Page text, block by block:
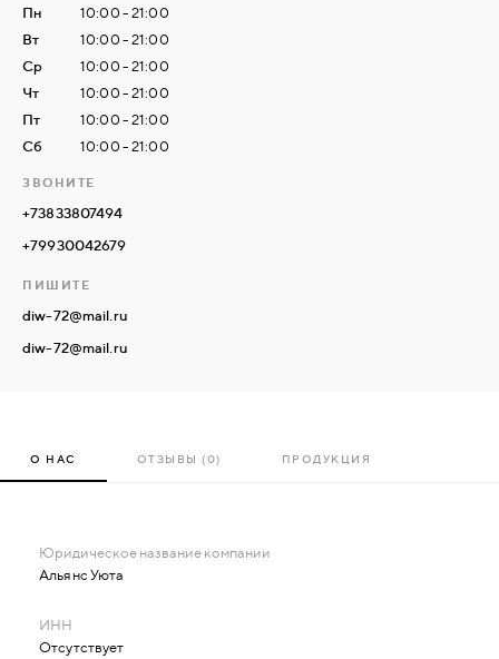
НАМИ
ВОЙТИ
МОСКВА
Пн
10:00 - 21:00
Вт
10:00 - 21:00
Ср
10:00 - 21:00
Чт
10:00 - 21:00
Пт
10:00 - 21:00
Сб
10:00 - 21:00
ЗВОНИТЕ
+73833807494
+79930042679
ПИШИТЕ
diw-72@mail.ru
diw-72@mail.ru
О НАС ОТЗЫВЫ (0) ПРОДУКЦИЯ
Альянс Уюта
Отсутствует